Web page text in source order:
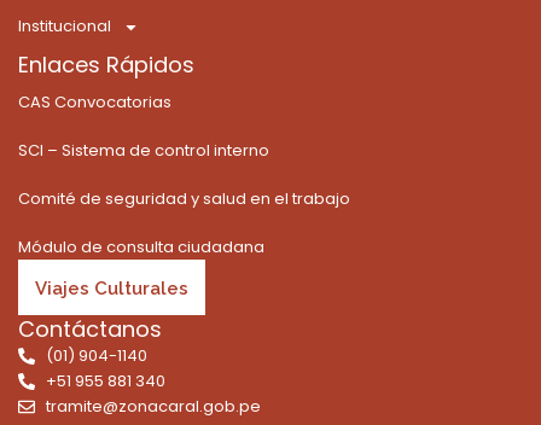
Institucional
Enlaces Rápidos
CAS Convocatorias
SCI – Sistema de control interno
Comité de seguridad y salud en el trabajo
Módulo de consulta ciudadana
Viajes Culturales
Contáctanos
(01) 904-1140
+51 955 881 340
tramite@zonacaral.gob.pe